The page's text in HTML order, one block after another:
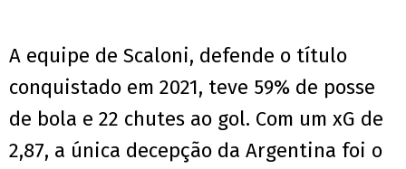
A equipe de Scaloni, defende o título
conquistado em 2021, teve 59% de posse
de bola e 22 chutes ao gol. Com um xG de
2,87, a única decepção da Argentina foi o